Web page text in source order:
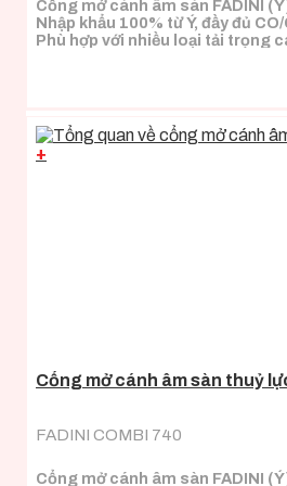
Cổng mở cánh âm sàn FADINI
Nhập khẩu 100% từ Ý, đầy đủ CO/
Phù hợp với nhiều loại tải trọng
+
Cổng mở cánh âm sàn thuỷ
FADINI COMBI 740
Cổng mở cánh âm sàn FADINI